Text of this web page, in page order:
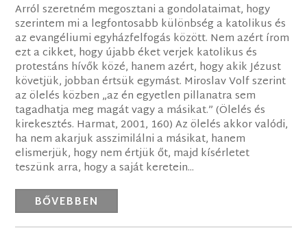
Arról szeretném megosztani a gondolataimat, hogy
szerintem mi a legfontosabb különbség a katolikus és
az evangéliumi egyházfelfogás között. Nem azért írom
ezt a cikket, hogy újabb éket verjek katolikus és
protestáns hívők közé, hanem azért, hogy akik Jézust
követjük, jobban értsük egymást. Miroslav Volf szerint
az ölelés közben „az én egyetlen pillanatra sem
tagadhatja meg magát vagy a másikat.” (Ölelés és
kirekesztés. Harmat, 2001, 160) Az ölelés akkor valódi,
ha nem akarjuk asszimilálni a másikat, hanem
elismerjük, hogy nem értjük őt, majd kísérletet
teszünk arra, hogy a saját keretein...
BŐVEBBEN